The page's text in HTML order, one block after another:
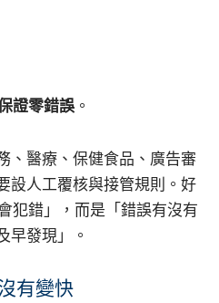
證零錯誤 。
、醫療、保健食品、廣告審
設人工覆核與接管規則。好
犯錯」，而是「錯誤有沒有
早發現」。
有變快